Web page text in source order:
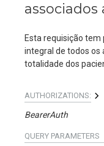
associados
Esta requisição
integral de todos os
totalidade dos
AUTHORIZATIONS:
BearerAuth
QUERY PARAMETERS